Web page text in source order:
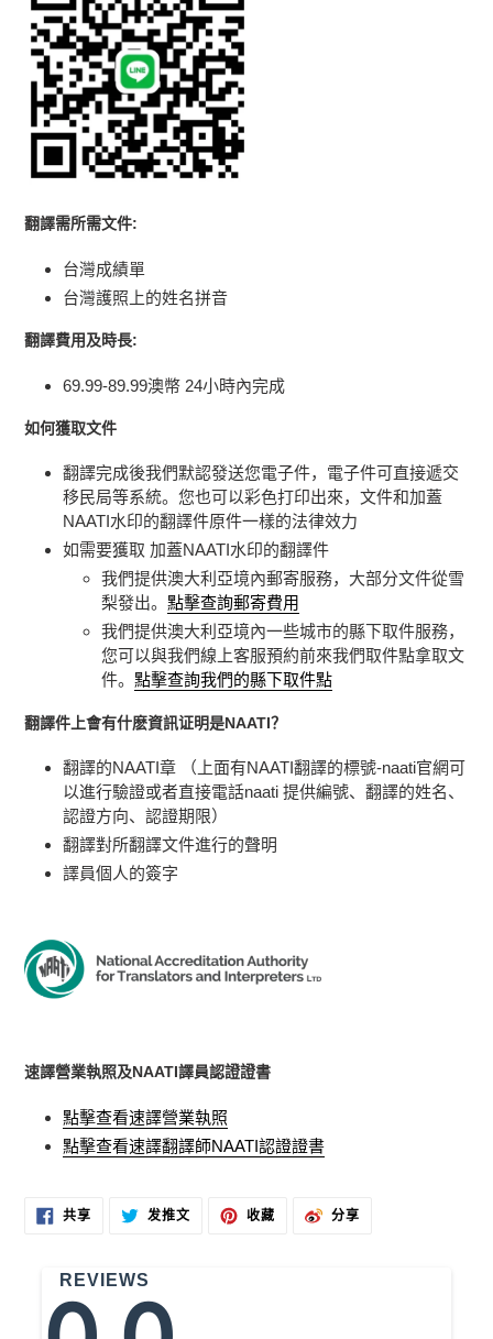
翻譯需所需文件:
台灣成績單
台灣護照上的姓名拼音
翻譯費用及時長:
69.99-89.99澳幣 24小時內完成
如何獲取文件
翻譯完成後我們默認發送您電子件，電子件可直接遞交
移民局等系統。您也可以彩色打印出來，文件和加蓋
NAATI水印的翻譯件原件一樣的法律效力
如需要獲取 加蓋NAATI水印的翻譯件
我們提供澳大利亞境內郵寄服務，大部分文件從雪
梨發出。 點擊查詢郵寄費用
我們提供澳大利亞境內一些城市的縣下取件服務，
您可以與我們線上客服預約前來我們取件點拿取文
件。 點擊查詢我們的縣下取件點
翻譯件上會有什麽資訊证明是NAATI？
翻譯的NAATI章 （上面有NAATI翻譯的標號-naati官網可
以進行驗證或者直接電話naati 提供編號、翻譯的姓名、
認證方向、認證期限）
翻譯對所翻譯文件進行的聲明
譯員個人的簽字
速譯營業執照及NAATI譯員認證證書
點擊查看速譯營業執照
點擊查看速譯翻譯師NAATI認證證書
共享在
FACEBOOK
发推文在
TWITTER
收藏固
定
分享分
REVIEWS